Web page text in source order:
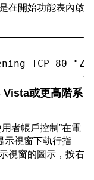
在開始功能表內啟
TCP 80
或更高階系
者帳戶控制”在電
示視窗下執行指
視窗的圖示，按右